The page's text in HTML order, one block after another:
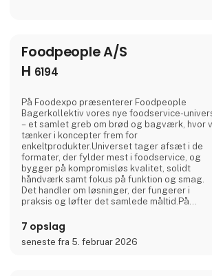
udnyttelse af deres udstyr.
Foodpeople A/S
H 6194
På Foodexpo præsenterer Foodpeople
Bagerkollektiv vores nye foodservice-
– et samlet greb om brød og bagværk, hvor
tænker i koncepter frem for
enkeltprodukter.Universet tager afsæt i de
formater, der fylder mest i foodservice, og
bygger på kompromisløs kvalitet, solidt
håndværk samt fokus på funktion og smag.
Det handler om løsninger, der fungerer i
praksis og løfter det samlede måltid.På
tværs af Jalm&B og Il Fornaio, smage på nye
produkter og få indsigt i de trends og behov,
vi ser i foodservice – i dialog med os, der hver
7 opslag
seneste fra 5. februar 2026